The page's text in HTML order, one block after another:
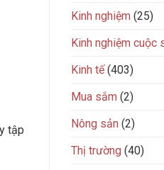
tập
Kinh nghiệm (25)
Kinh nghiệm cuộc
Kinh tế(403)
Mua sắm (2)
Nông sản (2)
Thị trường (40)